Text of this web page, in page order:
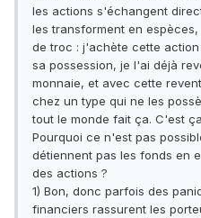
les actions s'échangent
les transforment en
de troc : j'achète cette
sa possession, je l'ai déjà
monnaie, et avec cette
chez un type qui ne les
tout le monde fait ça. C'est
Pourquoi ce n'est pas
détiennent pas les fonds en
des actions ?
1) Bon, donc parfois des
financiers rassurent les